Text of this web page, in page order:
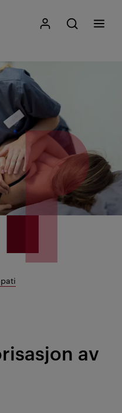
Mitt Kristiania
Åpne søk
Søk
Meny
av